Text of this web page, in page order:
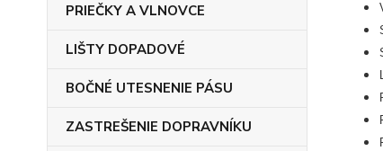
PRIEČKY A VLNOVCE
LIŠTY DOPADOVÉ
BOČNÉ UTESNENIE PÁSU
ZASTREŠENIE DOPRAVNÍKU